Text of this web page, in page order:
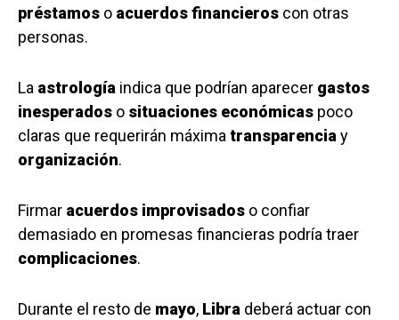
préstamos o acuerdos financieros con otras
personas.
La astrología indica que podrían aparecer gastos
inesperados o situaciones económicas poco
claras que requerirán máximatransparenciay
organización.
Firmar acuerdos improvisados o confiar
demasiado en promesas financieras podría traer
complicaciones.
Durante el resto de mayo, Libra deberá actuar con